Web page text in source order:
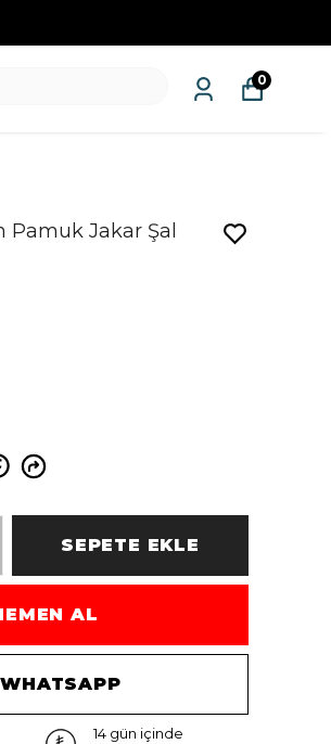
0
Pamuk Jakar Şal
SEPETE EKLE
AL
WHATSAPP
14 gün içinde